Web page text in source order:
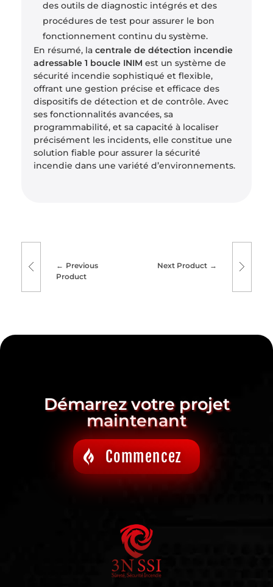
des outils de diagnostic intégrés et des
procédures de test pour assurer le bon
fonctionnement continu du système.
En résumé, la centrale de détection incendie
adressable 1 boucle INIM est un système de
sécurité incendie sophistiqué et flexible,
offrant une gestion précise et efficace des
dispositifs de détection et de contrôle. Avec
ses fonctionnalités avancées, sa
programmabilité, et sa capacité à localiser
précisément les incidents, elle constitue une
solution fiable pour assurer la sécurité
incendie dans une variété d’environnements.
Previous
Product
Next Product
Démarrez votre projet
maintenant
Commencez